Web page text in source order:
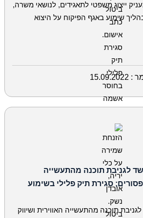
ייצוג משפטי לתאגידים, לנושאי משרה,
שימוע באגף הפיקוח על היצוא
:
15.09.2022
לגניבת תוכנה מהתעשייה
תוכנה מהתעשייה האווירית ושיווק